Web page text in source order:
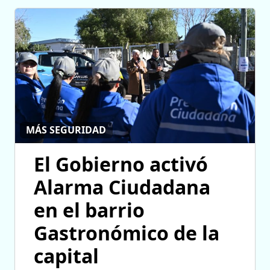
MÁS SEGURIDAD
El Gobierno activó
Alarma Ciudadana
en el barrio
Gastronómico de la
capital